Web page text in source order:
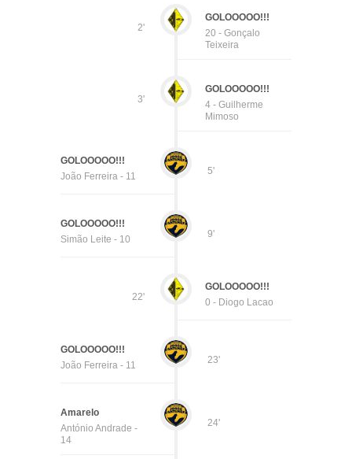
2'
GOLOOOOO!!!
20 - Gonçalo
Teixeira
3'
GOLOOOOO!!!
4 - Guilherme
Mimoso
5'
GOLOOOOO!!!
João Ferreira - 11
9'
GOLOOOOO!!!
Simão Leite - 10
22'
GOLOOOOO!!!
0 - Diogo Lacao
23'
GOLOOOOO!!!
João Ferreira - 11
24'
Amarelo
António Andrade -
14